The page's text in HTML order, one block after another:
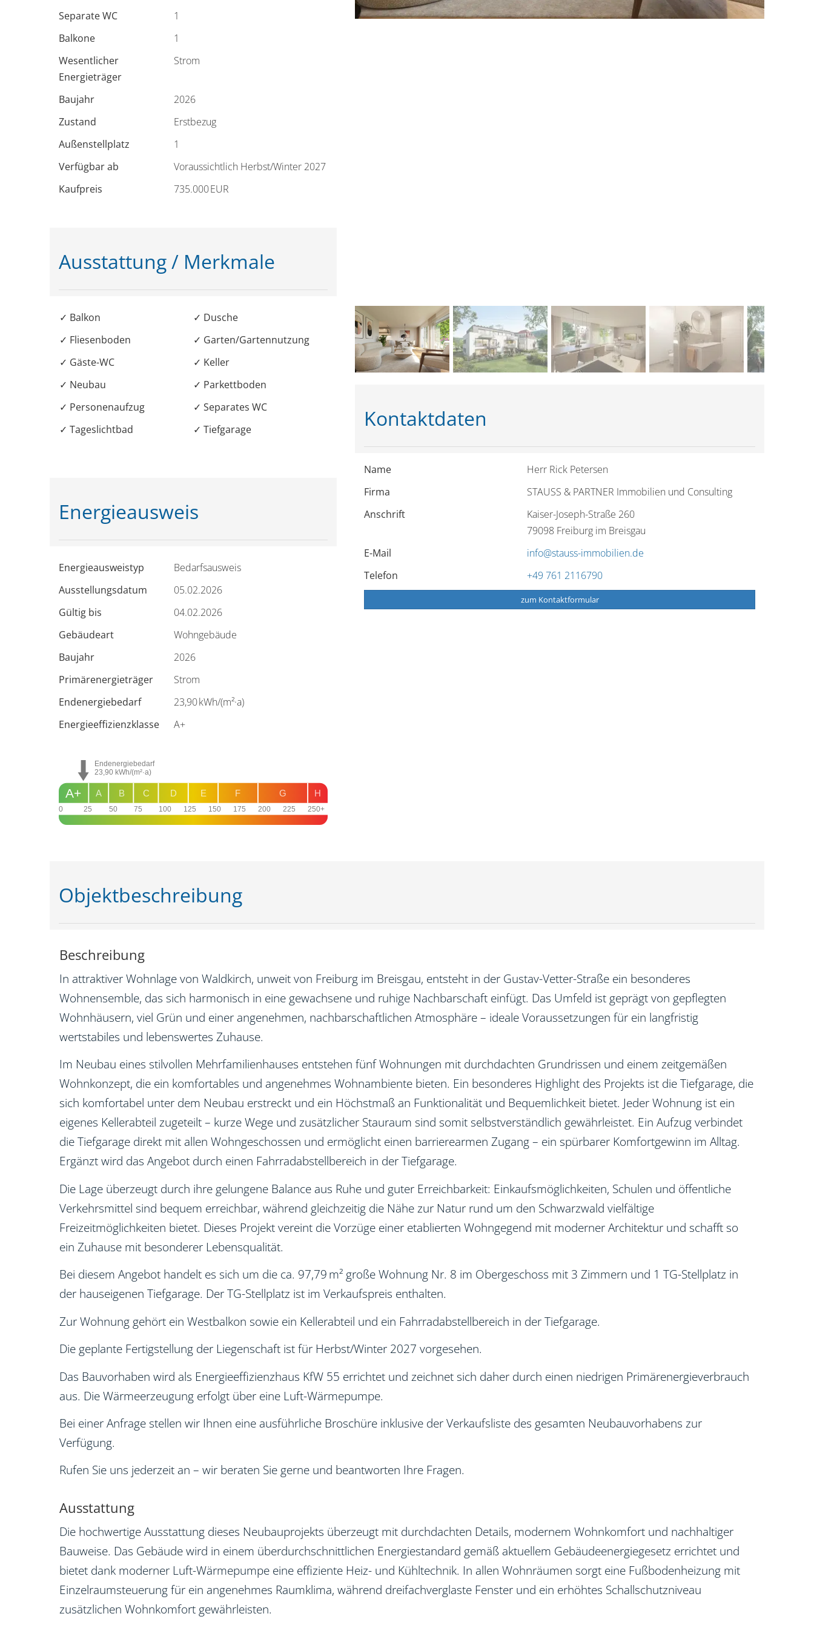
Kontaktdaten
Name
Herr Rick Petersen
Firma
STAUSS & PARTNER Immobilien und Consulting
Anschrift
Kaiser-Joseph-Straße 260
79098 Freiburg im Breisgau
E-Mail
info@stauss-immobilien.de
Telefon
+49 761 2116790
zum Kontaktformular
Separate WC
1
Balkone
1
Wesentlicher
Energieträger
Strom
Baujahr
2026
Zustand
Erstbezug
Außen­stellplatz
1
Verfügbar ab
Voraussichtlich Herbst/Winter 2027
Kaufpreis
735.000 EUR
Ausstattung / Merkmale
✓ Balkon
✓ Dusche
✓ Fliesenboden
✓ Garten/Gartennutzung
✓ Gäste-WC
✓ Keller
✓ Neubau
✓ Parkettboden
✓ Personenaufzug
✓ Separates WC
✓ Tageslichtbad
✓ Tiefgarage
Energieausweis
Energieausweistyp
Bedarfs­ausweis
Ausstellungsdatum
05.02.2026
Gültig bis
04.02.2026
Gebäudeart
Wohngebäude
Baujahr
2026
Primärenergieträger
Strom
Endenergie­bedarf
23,90 kWh/(m²·a)
Energie­effizienz­klasse
A+
0 25 50 75 100 125 150 175 200 225 250+
H
G
F
E
D
C
B
A
A+
Endenergiebedarf
23,90 kWh/(m²·a)
Objekt­beschreibung
Beschreibung
In attraktiver Wohnlage von Waldkirch, unweit von Freiburg im Breisgau, entsteht in der Gustav-Vetter-Straße ein besonderes
Wohnensemble, das sich harmonisch in eine gewachsene und ruhige Nachbarschaft einfügt. Das Umfeld ist geprägt von gepflegten
Wohnhäusern, viel Grün und einer angenehmen, nachbarschaftlichen Atmosphäre – ideale Voraussetzungen für ein langfristig
wertstabiles und lebenswertes Zuhause.
Im Neubau eines stilvollen Mehrfamilienhauses entstehen fünf Wohnungen mit durchdachten Grundrissen und einem zeitgemäßen
Wohnkonzept, die ein komfortables und angenehmes Wohnambiente bieten. Ein besonderes Highlight des Projekts ist die Tiefgarage, die
sich komfortabel unter dem Neubau erstreckt und ein Höchstmaß an Funktionalität und Bequemlichkeit bietet. Jeder Wohnung ist ein
eigenes Kellerabteil zugeteilt – kurze Wege und zusätzlicher Stauraum sind somit selbstverständlich gewährleistet. Ein Aufzug verbindet
die Tiefgarage direkt mit allen Wohngeschossen und ermöglicht einen barrierearmen Zugang – ein spürbarer Komfortgewinn im Alltag.
Ergänzt wird das Angebot durch einen Fahrradabstellbereich in der Tiefgarage.
Die Lage überzeugt durch ihre gelungene Balance aus Ruhe und guter Erreichbarkeit: Einkaufsmöglichkeiten, Schulen und öffentliche
Verkehrsmittel sind bequem erreichbar, während gleichzeitig die Nähe zur Natur rund um den Schwarzwald vielfältige
Freizeitmöglichkeiten bietet. Dieses Projekt vereint die Vorzüge einer etablierten Wohngegend mit moderner Architektur und schafft so
ein Zuhause mit besonderer Lebensqualität.
Bei diesem Angebot handelt es sich um die ca. 97,79 m² große Wohnung Nr. 8 im Obergeschoss mit 3 Zimmern und 1 TG-Stellplatz in
der hauseigenen Tiefgarage. Der TG-Stellplatz ist im Verkaufspreis enthalten.
Zur Wohnung gehört ein Westbalkon sowie ein Kellerabteil und ein Fahrradabstellbereich in der Tiefgarage.
Die geplante Fertigstellung der Liegenschaft ist für Herbst/Winter 2027 vorgesehen.
Das Bauvorhaben wird als Energieeffizienzhaus KfW 55 errichtet und zeichnet sich daher durch einen niedrigen Primärenergieverbrauch
aus. Die Wärmeerzeugung erfolgt über eine Luft-Wärmepumpe.
Bei einer Anfrage stellen wir Ihnen eine ausführliche Broschüre inklusive der Verkaufsliste des gesamten Neubauvorhabens zur
Verfügung.
Rufen Sie uns jederzeit an – wir beraten Sie gerne und beantworten Ihre Fragen.
Ausstattung
Die hochwertige Ausstattung dieses Neubauprojekts überzeugt mit durchdachten Details, modernem Wohnkomfort und nachhaltiger
Bauweise. Das Gebäude wird in einem überdurchschnittlichen Energiestandard gemäß aktuellem Gebäudeenergiegesetz errichtet und
bietet dank moderner Luft-Wärmepumpe eine effiziente Heiz- und Kühltechnik. In allen Wohnräumen sorgt eine Fußbodenheizung mit
Einzelraumsteuerung für ein angenehmes Raumklima, während dreifachverglaste Fenster und ein erhöhtes Schallschutzniveau
zusätzlichen Wohnkomfort gewährleisten.